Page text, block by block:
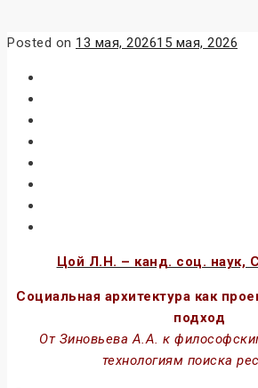
Posted on 13 мая, 202615 мая, 2026
Цой Л.Н. – канд. соц. наук,
Социальная архитектура как
подход
От Зиновьева А.А. к
технологиям поиска